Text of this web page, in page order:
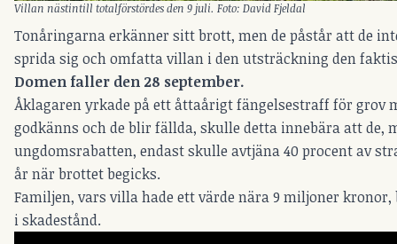
Villan nästintill totalförstördes den 9 juli. Foto: David Fjeldal
Tonåringarna erkänner sitt brott, men de påstår att de
sprida sig och omfatta villan i den utsträckning den
Domen faller den 28 september.
Åklagaren yrkade på ett åttaårigt fängelsestraff för grov
godkänns och de blir fällda, skulle detta innebära att de,
ungdomsrabatten, endast skulle avtjäna 40 procent av
år när brottet begicks.
Familjen, vars villa hade ett värde nära 9 miljoner
i skadestånd.